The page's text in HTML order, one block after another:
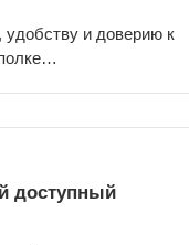
и доверию к
доступный